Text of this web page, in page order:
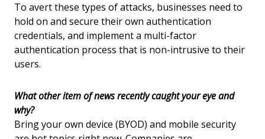
To avert these types of attacks, businesses need to
hold on and secure their own authentication
credentials, and implement a multi-factor
authentication process that is non-intrusive to their
users.
What other item of news recently caught your eye and
why?
Bring your own device (BYOD) and mobile security